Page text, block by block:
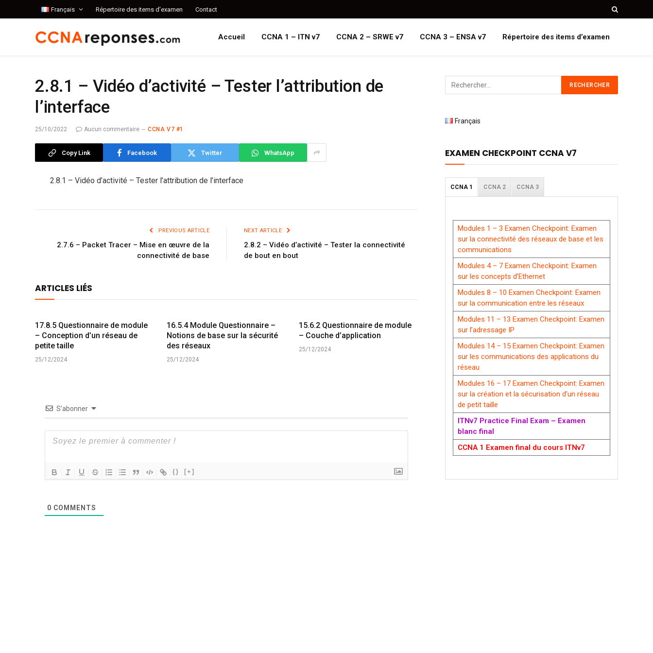
Français Répertoire des items d’examen Contact
Accueil CCNA 1 – ITN v7 CCNA 2 – SRWE v7 CCNA 3 – ENSA v7 Répertoire des items d’examen
2.8.1 – Vidéo d’activité – Tester l’attribution de
l’interface
25/10/2022 Aucun commentaire CCNA V7 #1
Copy Link Facebook Twitter WhatsApp
2.8.1 – Vidéo d’activité – Tester l’attribution de l’interface
PREVIOUS ARTICLE
2.7.6 – Packet Tracer – Mise en œuvre de la
connectivité de base
NEXT ARTICLE
2.8.2 – Vidéo d’activité – Tester la connectivité
de bout en bout
ARTICLES LIÉS
17.8.5 Questionnaire de module
– Conception d’un réseau de
petite taille
25/12/2024
16.5.4 Module Questionnaire –
Notions de base sur la sécurité
des réseaux
25/12/2024
15.6.2 Questionnaire de module
– Couche d’application
25/12/2024
S’abonner
{} [+]
0 COMMENTS
Français
EXAMEN CHECKPOINT CCNA V7
CCNA 1 CCNA 2 CCNA 3
Modules 1 – 3 Examen Checkpoint: Examen
sur la connectivité des réseaux de base et les
communications
Modules 4 – 7 Examen Checkpoint: Examen
sur les concepts d’Ethernet
Modules 8 – 10 Examen Checkpoint: Examen
sur la communication entre les réseaux
Modules 11 – 13 Examen Checkpoint: Examen
sur l’adressage IP
Modules 14 – 15 Examen Checkpoint: Examen
sur les communications des applications du
réseau
Modules 16 – 17 Examen Checkpoint: Examen
sur la création et la sécurisation d’un réseau
de petit taille
ITNv7 Practice Final Exam – Examen
blanc final
CCNA 1 Examen final du cours ITNv7